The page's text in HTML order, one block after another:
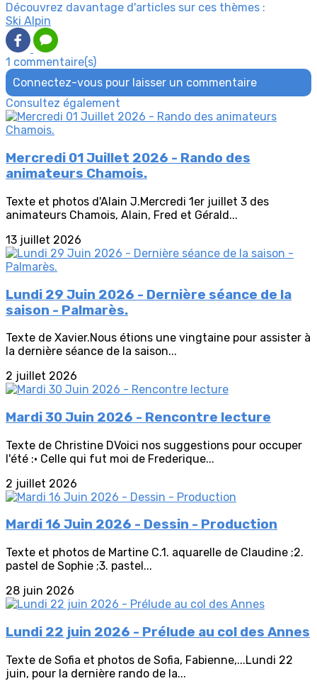
Découvrez davantage d'articles sur ces thèmes :
Ski Alpin
1 commentaire(s)
Connectez-vous pour laisser un commentaire
Consultez également
Mercredi 01 Juillet 2026 - Rando des
animateurs Chamois.
Texte et photos d'Alain J.Mercredi 1er juillet 3 des
animateurs Chamois, Alain, Fred et Gérald...
13 juillet 2026
Lundi 29 Juin 2026 - Dernière séance de la
saison - Palmarès.
Texte de Xavier.Nous étions une vingtaine pour assister à
la dernière séance de la saison...
2 juillet 2026
Mardi 30 Juin 2026 - Rencontre lecture
Texte de Christine DVoici nos suggestions pour occuper
l'été :• Celle qui fut moi de Frederique...
2 juillet 2026
Mardi 16 Juin 2026 - Dessin - Production
Texte et photos de Martine C.1. aquarelle de Claudine ;2.
pastel de Sophie ;3. pastel...
28 juin 2026
Lundi 22 juin 2026 - Prélude au col des Annes
Texte de Sofia et photos de Sofia, Fabienne,...Lundi 22
juin, pour la dernière rando de la...